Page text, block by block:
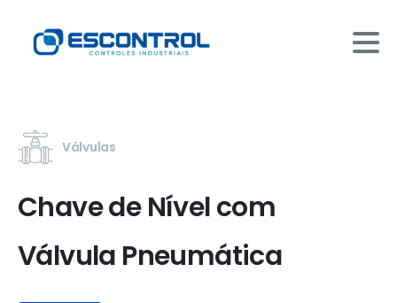
Válvulas
Chave de Nível com
Válvula Pneumática